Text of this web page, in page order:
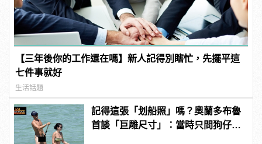
【三年後你的工作還在嗎】新人記得別瞎忙，先擺平這
七件事就好
生活話題
記得這張「划船照」嗎？奧蘭多布魯
首談「巨雕尺寸」：當時只問狗仔，